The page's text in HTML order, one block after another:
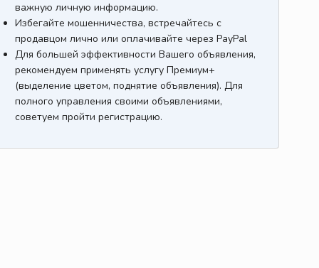
важную личную информацию.
Избегайте мошенничества, встречайтесь с
продавцом лично или оплачивайте через PayPal
Для большей эффективности Вашего объявления,
рекомендуем применять услугу Премиум+
(выделение цветом, поднятие объявления). Для
полного управления своими объявлениями,
советуем пройти регистрацию.